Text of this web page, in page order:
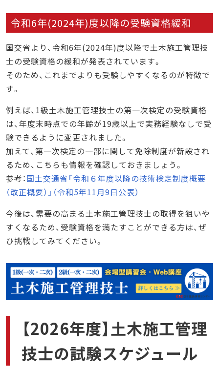
令和6年(2024年)度以降の受験資格緩和
国交省より、令和6年(2024年)度以降で土木施工管理技
士の受験資格の緩和が発表されています。
そのため、これまでよりも受験しやすくなるのが特徴で
す。
例えば、1級土木施工管理技士の第一次検定の受験資格
は、年度末時点での年齢が19歳以上で実務経験なしで受
験できるように変更されました。
加えて、第一次検定の一部に関して免除制度が新設され
るため、こちらも情報を確認しておきましょう。
参考：国土交通省「令和６年度以降の技術検定制度概要
（改正概要）」（令和5年11月9日公表）
今後は、需要の高まる土木施工管理技士の取得を狙いや
すくなるため、受験資格を満たすことができる方は、ぜ
ひ挑戦してみてください。
【2026年度】土木施工管理
技士の試験スケジュール